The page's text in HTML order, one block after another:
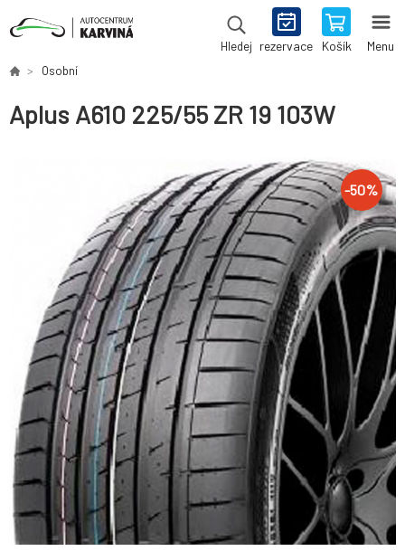
Hledej rezervace Košík Menu
Osobní
Aplus A610 225/55 ZR 19 103W
-50%